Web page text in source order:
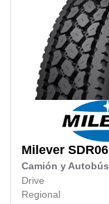
Milever SDR06
Camión y Autobús
Drive
Regional